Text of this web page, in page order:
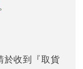
於收到『取貨